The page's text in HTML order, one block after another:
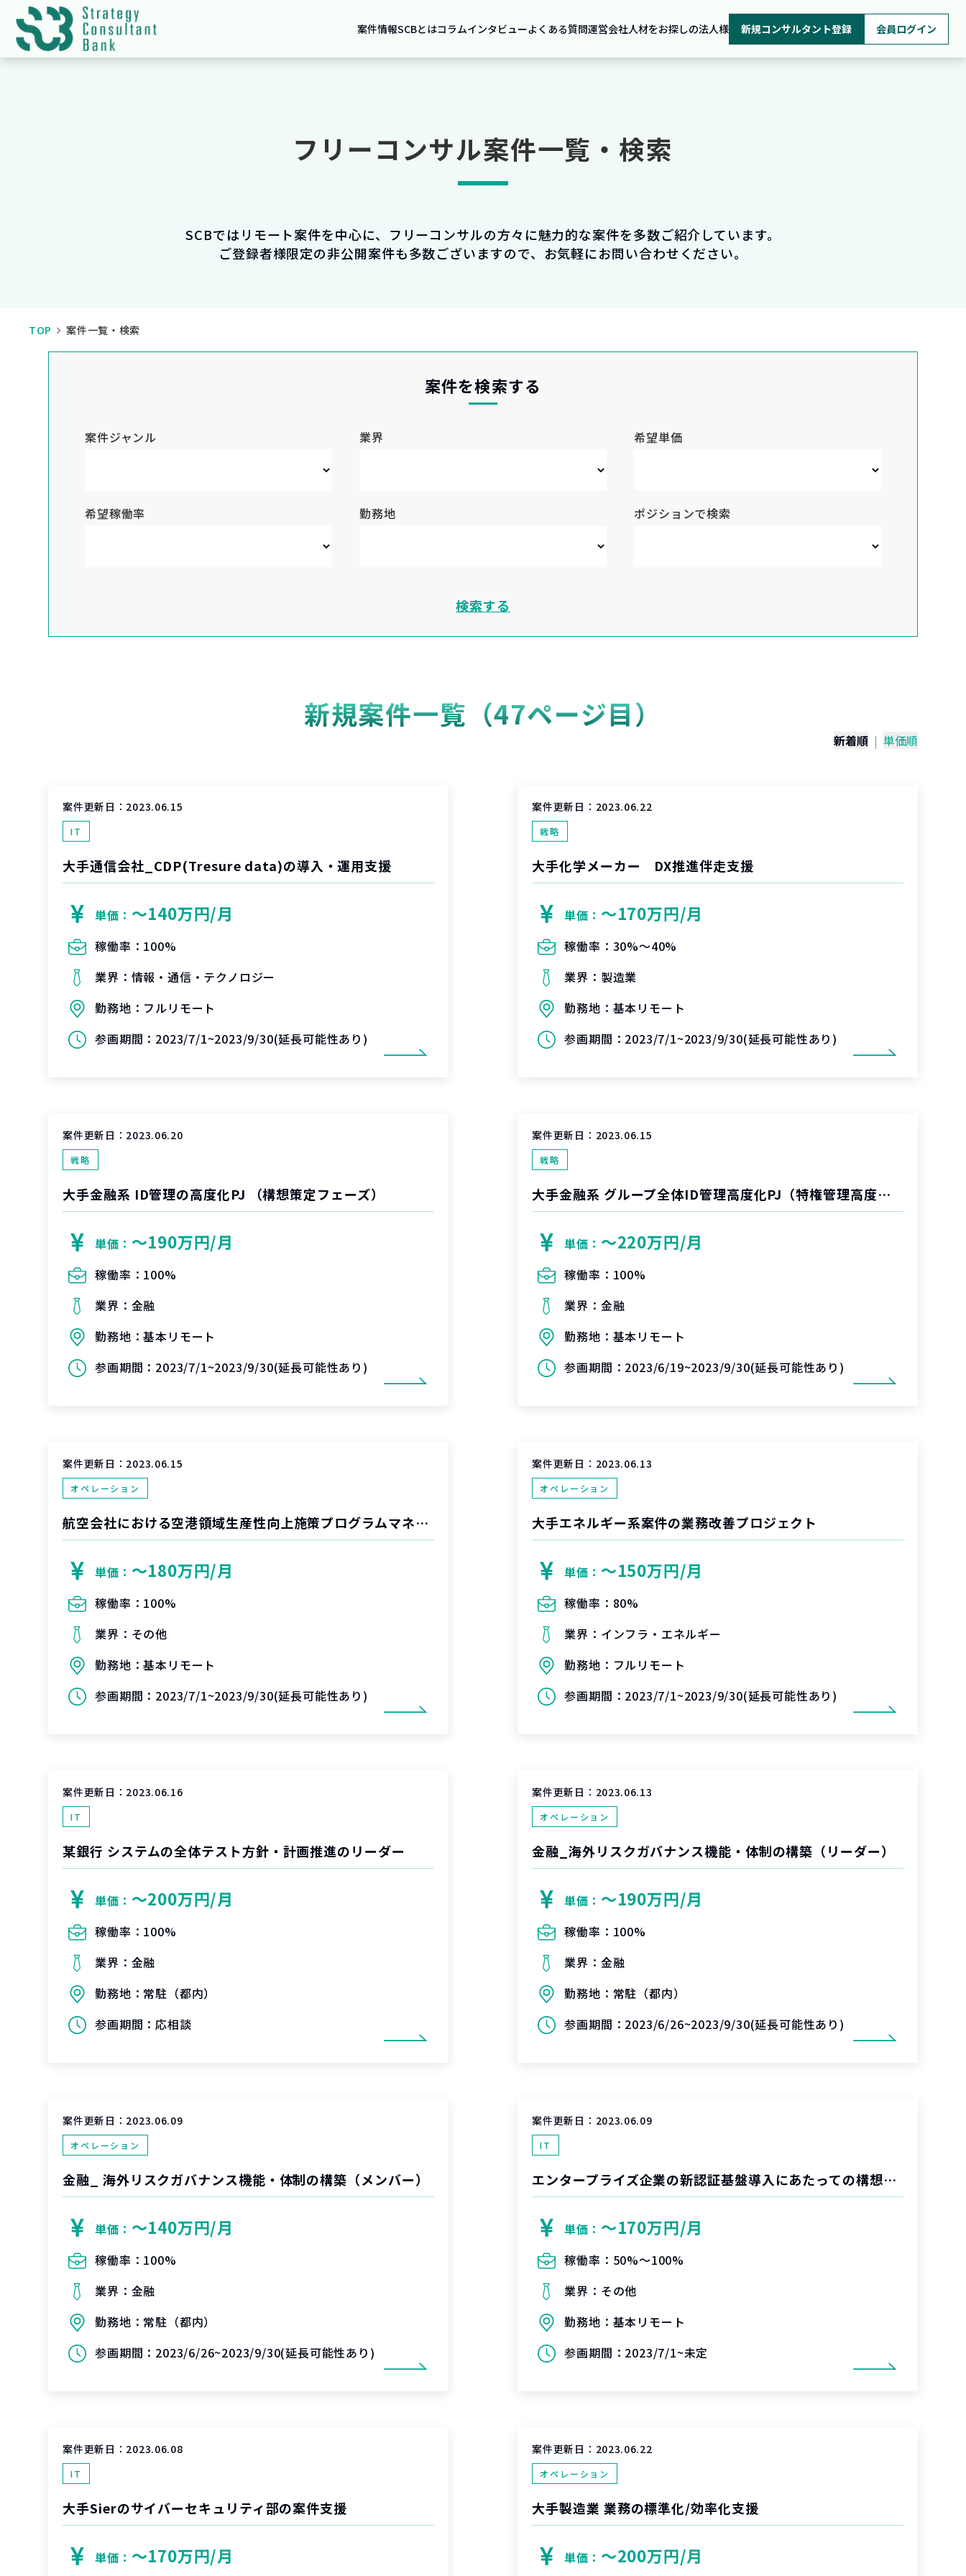
案件情報SCBとはコラムインタビューよくある質問運営会社人材をお探しの法人様 新規コンサルタント登録 会員ログイン
フリーコンサル案件一覧・検索
SCBではリモート案件を中心に、フリーコンサルの方々に魅力的な案件を多数ご紹介しています。
ご登録者様限定の非公開案件も多数ございますので、お気軽にお問い合わせください。
TOP 案件一覧・検索
案件を検索する
案件ジャンル 業界 希望単価
希望稼働率 勤務地 ポジションで検索
新規案件一覧（47ページ目）
新着順 | 単価順
案件更新日： 2023.06.15
IT
大手通信会社_CDP(Tresure data)の導入・運用支援
単価： 〜140万円/月
稼働率： 100%
業界： 情報・通信・テクノロジー
勤務地： フルリモート
参画期間： 2023/7/1~2023/9/30(延長可能性あり)
案件更新日： 2023.06.22
戦略
大手化学メーカー DX推進伴走支援
単価： 〜170万円/月
稼働率： 30%〜40%
業界： 製造業
勤務地： 基本リモート
参画期間： 2023/7/1~2023/9/30(延長可能性あり)
案件更新日： 2023.06.20
戦略
大手金融系 ID管理の高度化PJ （構想策定フェーズ）
単価： 〜190万円/月
稼働率： 100%
業界： 金融
勤務地：基本リモート
参画期間： 2023/7/1~2023/9/30(延長可能性あり)
案件更新日： 2023.06.15
戦略
大手金融系 グループ全体ID管理高度化PJ（特権管理高度化）
単価： 〜220万円/月
稼働率： 100%
業界： 金融
勤務地： 基本リモート
参画期間： 2023/6/19~2023/9/30(延長可能性あり)
案件更新日： 2023.06.15
オペレーション
航空会社における空港領域生産性向上施策プログラムマネジメント
単価： 〜180万円/月
稼働率： 100%
業界： その他
勤務地：基本リモート
参画期間： 2023/7/1~2023/9/30(延長可能性あり)
案件更新日： 2023.06.13
オペレーション
大手エネルギー系案件の業務改善プロジェクト
単価： 〜150万円/月
稼働率： 80%
業界： インフラ・エネルギー
勤務地： フルリモート
参画期間： 2023/7/1~2023/9/30(延長可能性あり)
案件更新日： 2023.06.16
IT
某銀行 システムの全体テスト方針・計画推進のリーダー
単価： 〜200万円/月
稼働率： 100%
業界： 金融
勤務地： 常駐（都内）
参画期間：応相談
案件更新日： 2023.06.13
オペレーション
金融_海外リスクガバナンス機能・体制の構築（リーダー）
単価： 〜190万円/月
稼働率： 100%
業界： 金融
勤務地： 常駐（都内）
参画期間： 2023/6/26~2023/9/30(延長可能性あり)
案件更新日： 2023.06.09
オペレーション
金融_ 海外リスクガバナンス機能・体制の構築（メンバー）
単価： 〜140万円/月
稼働率： 100%
業界： 金融
勤務地： 常駐（都内）
参画期間： 2023/6/26~2023/9/30(延長可能性あり)
案件更新日： 2023.06.09
IT
エンタープライズ企業の新認証基盤導入にあたっての構想策定
単価： 〜170万円/月
稼働率： 50%〜100%
業界： その他
勤務地： 基本リモート
参画期間： 2023/7/1~未定
案件更新日： 2023.06.08
IT
大手Sierのサイバーセキュリティ部の案件支援
単価： 〜170万円/月
案件更新日： 2023.06.22
オペレーション
大手製造業 業務の標準化/効率化支援
単価： 〜200万円/月